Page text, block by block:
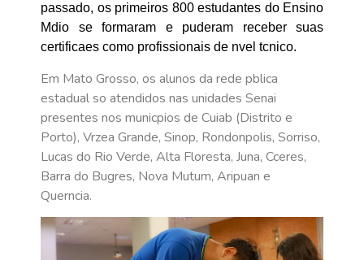
passado, os primeiros 800 estudantes do Ensino
Mdio se formaram e puderam receber suas
certificaes como profissionais de nvel tcnico.
Em Mato Grosso, os alunos da rede pblica
estadual so atendidos nas unidades Senai
presentes nos municpios de Cuiab (Distrito e
Porto), Vrzea Grande, Sinop, Rondonpolis, Sorriso,
Lucas do Rio Verde, Alta Floresta, Juna, Cceres,
Barra do Bugres, Nova Mutum, Aripuan e
Querncia.